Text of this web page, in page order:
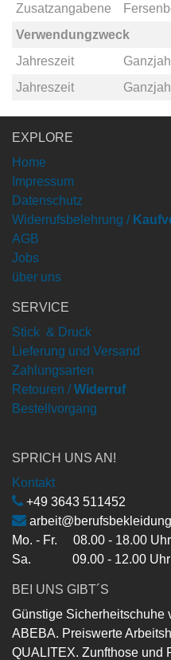
Zusatzangabene
Verwendungzweck
Jahreszeit
Jahreszeit
EXPLORE
Home
Impressum
Datenschutz
Widerrufsbelehrung /
AGB
Jobs
über uns
SERVICE
Stick & Druck
Lieferung und Versand
Zahlungsarten
Retouren / Widerruf
Bestellvorgang
SPRICH UNS AN!
Kontakt
+49 3643 511452
Mo. - Fr. 08.00 - 18.00 Uhr
Sa. 09.00 - 12.00 Uhr
BEI UNS GIBT´S
Günstige Sicherheitschuhe
ABEBA. Preiswerte
QUALITEX. Zunfthose und